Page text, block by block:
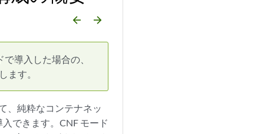
arrow_backward arrow_forward
導入した場合の、
ます。
、純粋なコンテナネッ
できます。CNF モード